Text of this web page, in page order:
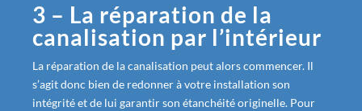
3 – La réparation de la
canalisation par l’intérieur
La réparation de la canalisation peut alors commencer. Il
s’agit donc bien de redonner à votre installation son
intégrité et de lui garantir son étanchéité originelle. Pour